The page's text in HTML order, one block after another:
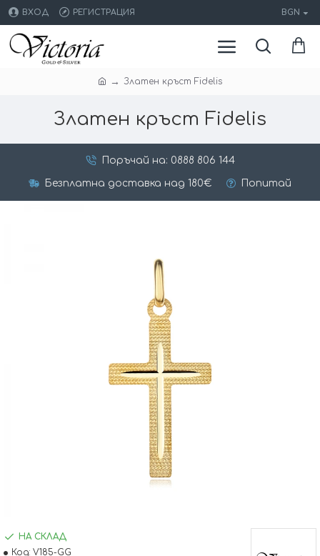
ВХОД РЕГИСТРАЦИЯ BGN
Златен кръст Fidelis
Златен кръст Fidelis
Поръчай на: 0888 806 144
Безплатна доставка над 180€ Попитай
НА СКЛАД
Код: V185-GG